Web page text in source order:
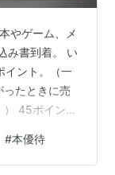
やゲーム、メ
み書到着。 い
イント。（一
たときに売
45ポイント
ポイントで
書籍で購入。
#本優待